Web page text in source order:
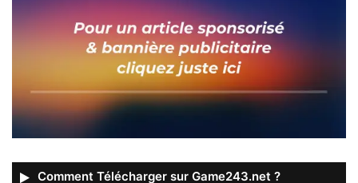
Comment Télécharger sur Game243.net ?